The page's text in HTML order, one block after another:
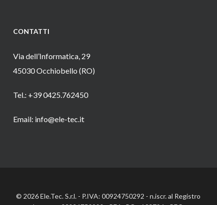
CONTATTI
Via dell’Informatica, 29
45030 Occhiobello (RO)
Tel.: +39 0425.762450
Email: info@ele-tec.it
© 2026 Ele.Tec. S.r.l. - P.IVA: 00924750292 - n.iscr. al Registro